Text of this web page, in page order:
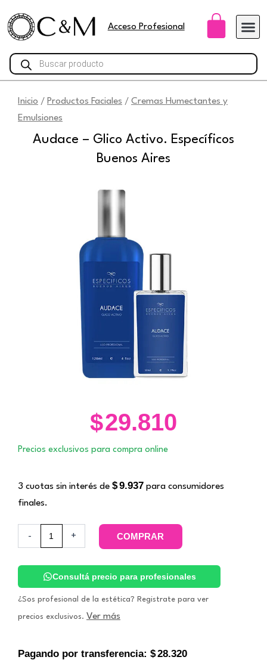
contenido
Acceso Profesional
Búsqueda
de
productos
Inicio / Productos Faciales / Cremas Humectantes y
Emulsiones
Audace – Glico Activo. Específicos
Buenos Aires
$29.810
Precios exclusivos para compra online
3 cuotas sin interés de $9.937 para consumidores
finales.
-
Audace
Activo.
Específicos
Buenos
Aires
cantidad
+ COMPRAR
Consultá precio para profesionales
¿Sos profesional de la estética? Registrate para ver
precios exclusivos. Ver más
Pagando por transferencia: $28.320